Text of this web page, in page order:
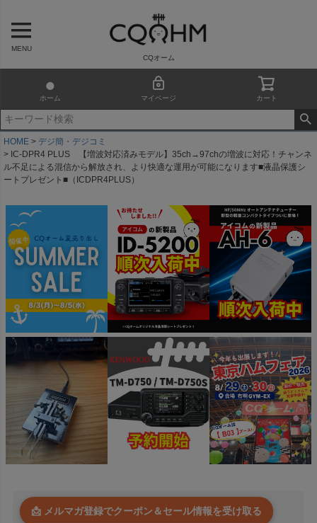
MENU
CQオーム
ホーム マイページ カート
HOME
デジ簡・デジコミ
IC-DPR4 PLUS 【増波対応済みモデル】35ch→97chの増波に対応！チャンネ
ル不足による混信から解放され、より快適な運用が可能になります■液晶保護シ
ートプレゼント■（ICDPR4PLUS）
📩 メルマガ登録でクーポン＆セール情報を受け取る